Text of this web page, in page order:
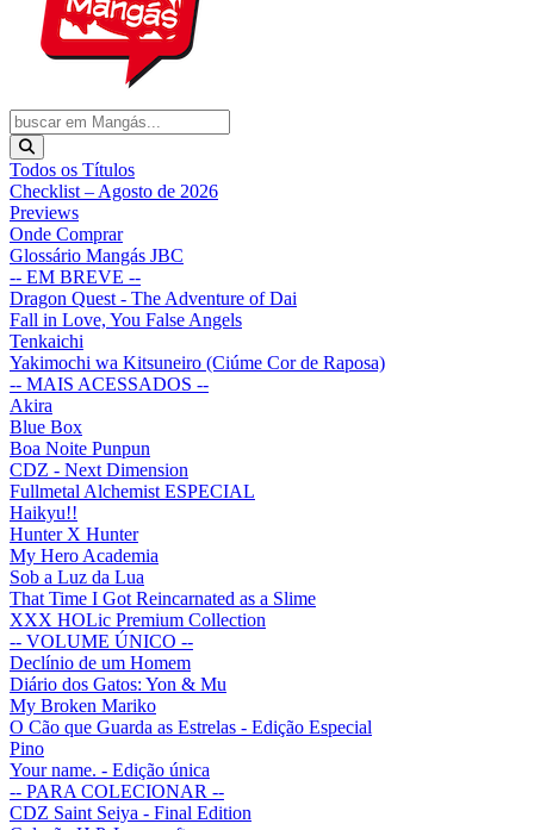
Todos os Títulos
Checklist – Agosto de 2026
Previews
Onde Comprar
Glossário Mangás JBC
-- EM BREVE --
Dragon Quest - The Adventure of Dai
Fall in Love, You False Angels
Tenkaichi
Yakimochi wa Kitsuneiro (Ciúme Cor de Raposa)
-- MAIS ACESSADOS --
Akira
Blue Box
Boa Noite Punpun
CDZ - Next Dimension
Fullmetal Alchemist ESPECIAL
Haikyu!!
Hunter X Hunter
My Hero Academia
Sob a Luz da Lua
That Time I Got Reincarnated as a Slime
XXX HOLic Premium Collection
-- VOLUME ÚNICO --
Declínio de um Homem
Diário dos Gatos: Yon & Mu
My Broken Mariko
O Cão que Guarda as Estrelas - Edição Especial
Pino
Your name. - Edição única
-- PARA COLECIONAR --
CDZ Saint Seiya - Final Edition